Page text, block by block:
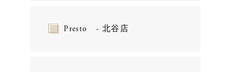
Presto - 北谷店